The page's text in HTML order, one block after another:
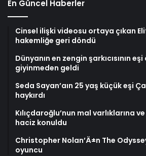
En Güncel Haberler
Cinsel ilişki videosu ortaya çıkan
hakemliğe geri döndü
Dünyanın en zengin şarkıcısının
giyinmeden geldi
Seda Sayan’aın 25 yaş küçük eşi
haykırdı
Kılıçdaroğlu’nun mal varlıklarına
haciz konuldu
Christopher Nolan’Ä±n The
oyuncu